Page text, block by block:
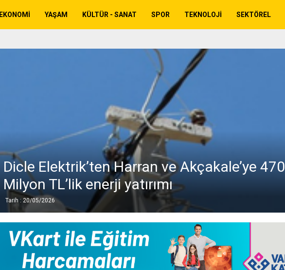
EKONOMI YAŞAM KÜLTÜR - SANAT SPOR TEKNOLOJI SEKTÖREL
Dicle Elektrik’ten Harran ve Akçakale’ye 470
Milyon TL’lik enerji yatırımı
Tarih : 20/05/2026